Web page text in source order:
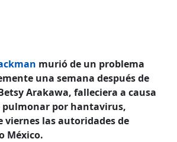
murió de un problema
una semana después de
Arakawa, falleciera a causa
pulmonar por hantavirus,
viernes las autoridades de
México.